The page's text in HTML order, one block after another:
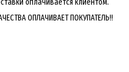
ОПЛАЧИВАЕТ ПОКУПАТЕЛЬ!!